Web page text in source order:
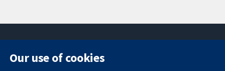
Our use of cookies